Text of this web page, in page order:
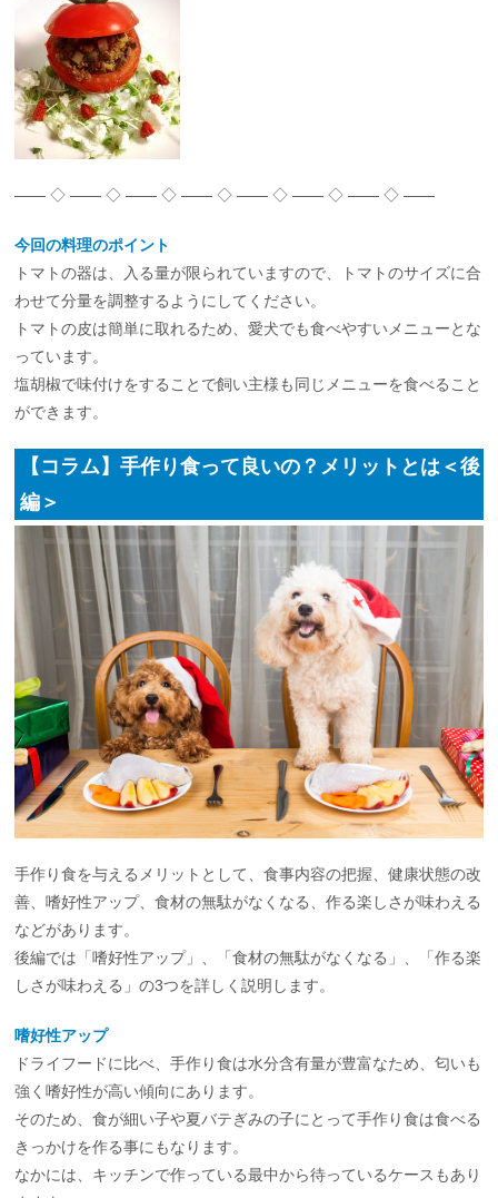
—— ◇ —— ◇ —— ◇ —— ◇ —— ◇ —— ◇ —— ◇ ——
今回の料理のポイント
トマトの器は、入る量が限られていますので、トマトのサイズに合
わせて分量を調整するようにしてください。
トマトの皮は簡単に取れるため、愛犬でも食べやすいメニューとな
っています。
塩胡椒で味付けをすることで飼い主様も同じメニューを食べること
ができます。
【コラム】手作り食って良いの？メリットとは＜後
編＞
手作り食を与えるメリットとして、食事内容の把握、健康状態の改
善、嗜好性アップ、食材の無駄がなくなる、作る楽しさが味わえる
などがあります。
後編では「嗜好性アップ」、「食材の無駄がなくなる」、「作る楽
しさが味わえる」の3つを詳しく説明します。
嗜好性アップ
ドライフードに比べ、手作り食は水分含有量が豊富なため、匂いも
強く嗜好性が高い傾向にあります。
そのため、食が細い子や夏バテぎみの子にとって手作り食は食べる
きっかけを作る事にもなります。
なかには、キッチンで作っている最中から待っているケースもあり